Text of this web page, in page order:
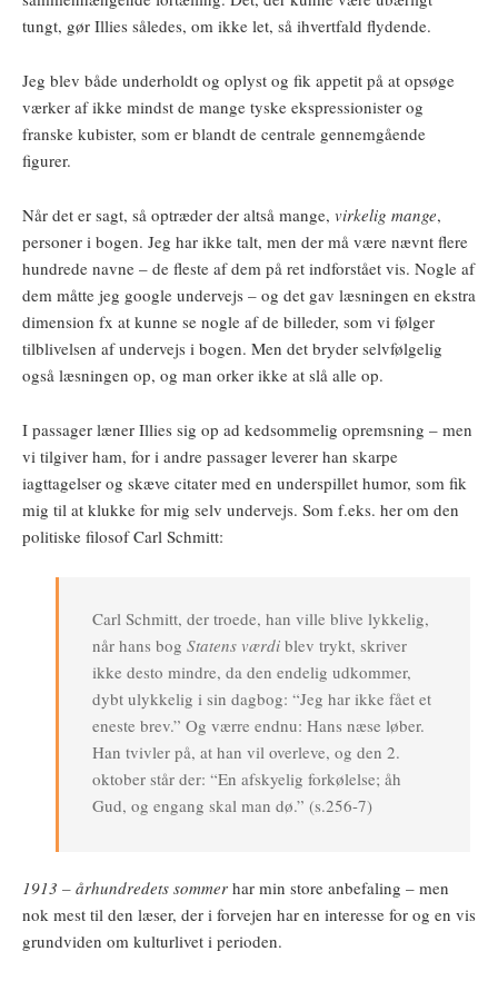
tungt, gør Illies således, om ikke let, så ihvertfald flydende.
Jeg blev både underholdt og oplyst og fik appetit på at opsøge
værker af ikke mindst de mange tyske ekspressionister og
franske kubister, som er blandt de centrale gennemgående
figurer.
Når det er sagt, så optræder der altså mange, virkelig mange,
personer i bogen. Jeg har ikke talt, men der må være nævnt flere
hundrede navne – de fleste af dem på ret indforstået vis. Nogle af
dem måtte jeg google undervejs – og det gav læsningen en ekstra
dimension fx at kunne se nogle af de billeder, som vi følger
tilblivelsen af undervejs i bogen. Men det bryder selvfølgelig
også læsningen op, og man orker ikke at slå alle op.
I passager læner Illies sig op ad kedsommelig opremsning – men
vi tilgiver ham, for i andre passager leverer han skarpe
iagttagelser og skæve citater med en underspillet humor, som fik
mig til at klukke for mig selv undervejs. Som f.eks. her om den
politiske filosof Carl Schmitt:
Carl Schmitt, der troede, han ville blive lykkelig,
når hans bog Statens værdi blev trykt, skriver
ikke desto mindre, da den endelig udkommer,
dybt ulykkelig i sin dagbog: “Jeg har ikke fået et
eneste brev.” Og værre endnu: Hans næse løber.
Han tvivler på, at han vil overleve, og den 2.
oktober står der: “En afskyelig forkølelse; åh
Gud, og engang skal man dø.” (s.256-7)
1913 – århundredets sommer har min store anbefaling – men
nok mest til den læser, der i forvejen har en interesse for og en vis
grundviden om kulturlivet i perioden.